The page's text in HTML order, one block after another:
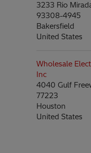
3233 Rio
93308-4945
Bakersfield
United States
Wholesale
Inc
4040 Gulf
77223
Houston
United States